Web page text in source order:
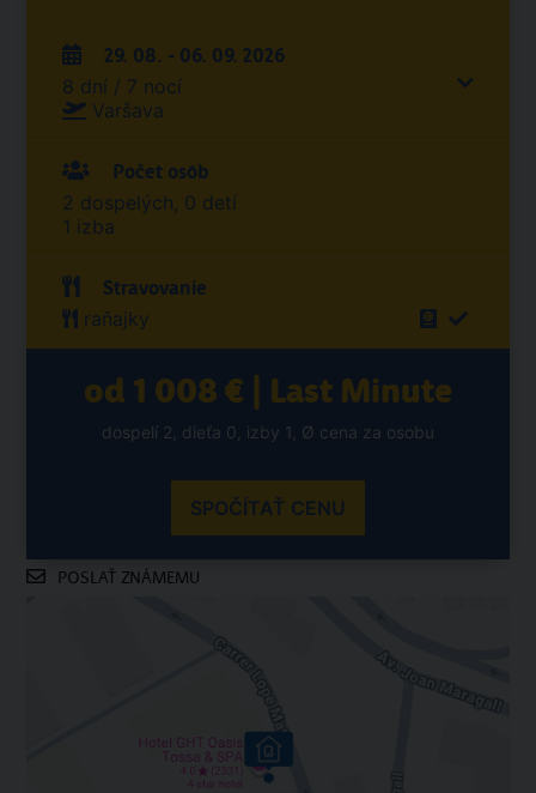
29. 08. - 06. 09. 2026
8 dní / 7 nocí
Varšava
Počet osôb
2 dospelých, 0 detí
1 izba
Stravovanie
raňajky
od 1 008 € | Last Minute
dospelí 2, dieťa 0, izby 1, Ø cena za osobu
SPOČÍTAŤ CENU
POSLAŤ ZNÁMEMU